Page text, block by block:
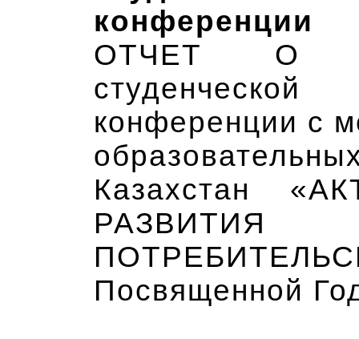
конференции
ОТЧЕТ О
конференции с
Казахстан
РАЗВИТИЯ
Посвященной